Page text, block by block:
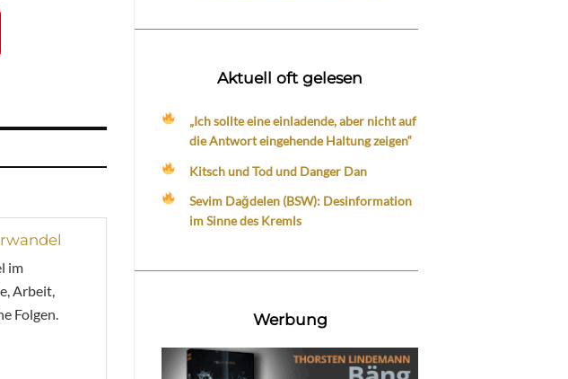
im
Arbeit,
Folgen.
Aktuell oft gelesen
„Ich sollte eine einladende, aber nicht auf
die Antwort eingehende Haltung zeigen“
Kitsch und Tod und Danger Dan
Sevim Dağdelen (BSW): Desinformation
im Sinne des Kremls
Werbung